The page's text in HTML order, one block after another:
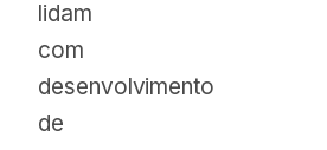
lidam
com
desenvolvimento
de